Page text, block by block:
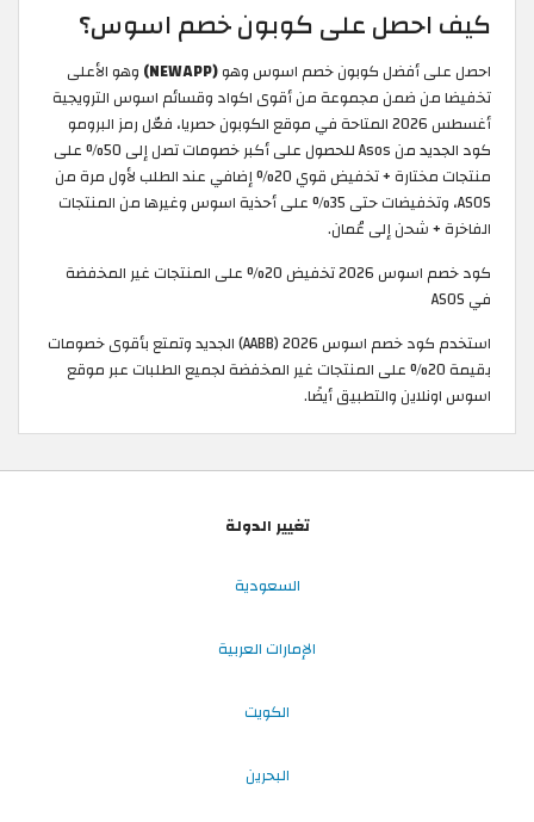
كيف احصل على كوبون خصم اسوس؟
احصل على أفضل كوبون خصم اسوس وهو(NEWAPP)
وهو الأعلى
تخفيضا من ضمن مجموعة من أقوى اكواد وقسائم اسوس الترويجية
أغسطس 2026 المتاحة في موقع الكوبون حصريا، فعّل رمز البرومو
كود الجديد من Asos للحصول على أكبر خصومات تصل إلى 50% على
منتجات مختارة + تخفيض قوي 20% إضافي عند الطلب لأول مرة من
ASOS، وتخفيضات حتى 35% على أحذية اسوس وغيرها من المنتجات
الفاخرة + شحن إلى عُمان.
كود خصم اسوس 2026 تخفيض 20% على المنتجات غير المخفضة
في ASOS
استخدم كود خصم اسوس 2026 (AABB) الجديد وتمتع بأقوى خصومات
بقيمة 20% على المنتجات غير المخفضة لجميع الطلبات عبر موقع
اسوس اونلاين والتطبيق أيضًا.
تغيير الدولة
السعودية
الإمارات العربية
الكويت
البحرين